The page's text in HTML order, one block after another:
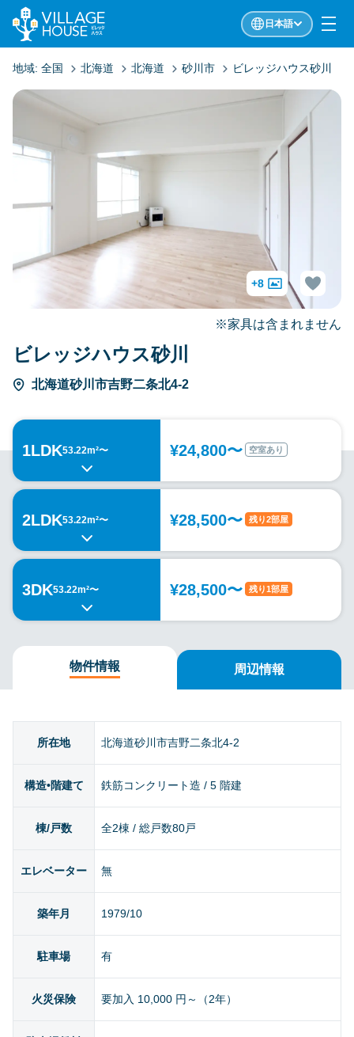
日本語
地域: 全国 北海道 北海道 砂川市 ビレッジハウス砂川
ビレッジハウス砂川
北海道砂川市吉野二条北4-2
+8
※家具は含まれません
1LDK53.22m²〜 ¥24,800〜 空室あり
2LDK53.22m²〜 ¥28,500〜 残り2部屋
3DK53.22m²〜 ¥28,500〜 残り1部屋
物件情報 周辺情報
所在地 北海道砂川市吉野二条北4-2
構造•階建て 鉄筋コンクリート造 / 5 階建
棟/戸数 全2棟 / 総戸数80戸
エレベーター 無
築年月 1979/10
駐車場 有
火災保険 要加入 10,000 円～（2年）